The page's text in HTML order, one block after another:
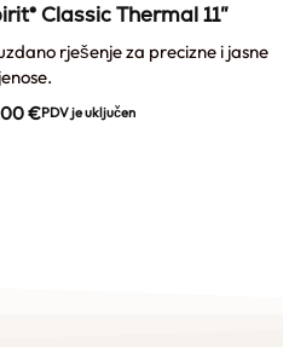
Classic Thermal 11″
rješenje za precizne i jasne
€PDV je uključen